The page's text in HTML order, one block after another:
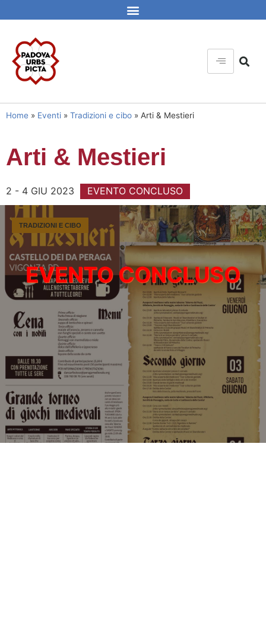
Home » Eventi » Tradizioni e cibo » Arti & Mestieri
Arti & Mestieri
2 - 4 GIU 2023 EVENTO CONCLUSO
TRADIZIONI E CIBO